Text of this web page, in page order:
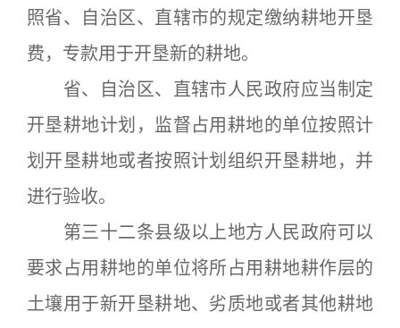
照省、自治区、直辖市的规定缴纳耕地开垦
费，专款用于开垦新的耕地。
省、自治区、直辖市人民政府应当制定
开垦耕地计划，监督占用耕地的单位按照计
划开垦耕地或者按照计划组织开垦耕地，并
进行验收。
第三十二条县级以上地方人民政府可以
要求占用耕地的单位将所占用耕地耕作层的
土壤用于新开垦耕地、劣质地或者其他耕地